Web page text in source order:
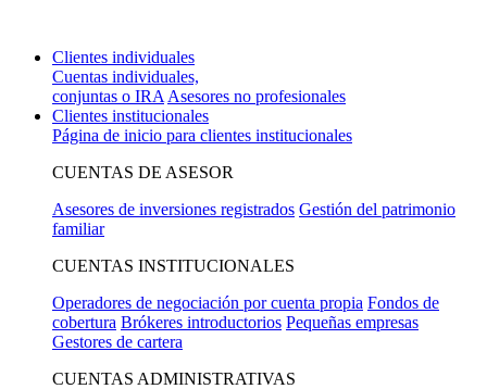
Clientes individuales
Cuentas individuales,
conjuntas o IRA Asesores no profesionales
Clientes institucionales
Página de inicio para clientes institucionales
CUENTAS DE ASESOR
Asesores de inversiones registrados Gestión del patrimonio
familiar
CUENTAS INSTITUCIONALES
Operadores de negociación por cuenta propia Fondos de
cobertura Brókeres introductorios Pequeñas empresas
Gestores de cartera
CUENTAS ADMINISTRATIVAS